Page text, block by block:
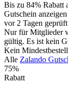
Bis zu 84% Rabatt
Gutschein anzeigen
vor 2 Tagen geprüft
Nur für Mitglieder
gültig. Es ist kein
Kein
Alle Zalando
75%
Rabatt